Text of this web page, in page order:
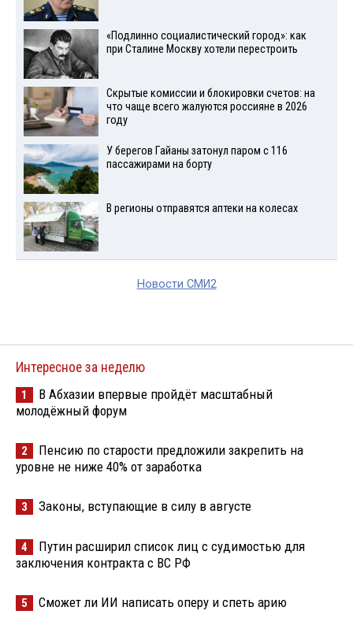
«Подлинно социалистический город»: как
при Сталине Москву хотели перестроить
Скрытые комиссии и блокировки счетов: на
что чаще всего жалуются россияне в 2026
году
У берегов Гайаны затонул паром с 116
пассажирами на борту
В регионы отправятся аптеки на колесах
Новости СМИ2
Интересное за неделю
1
В Абхазии впервые пройдёт масштабный
молодёжный форум
2
Пенсию по старости предложили закрепить на
уровне не ниже 40% от заработка
3 Законы, вступающие в силу в августе
4
Путин расширил список лиц с судимостью для
заключения контракта с ВС РФ
5 Сможет ли ИИ написать оперу и спеть арию